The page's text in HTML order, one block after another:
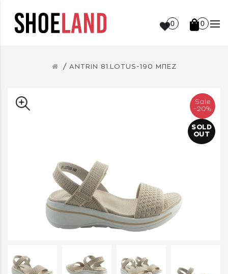
0 0
ANTRIN 81.LOTUS-190 ΜΠΕΖ
Sale
-20%
SOLD
OUT